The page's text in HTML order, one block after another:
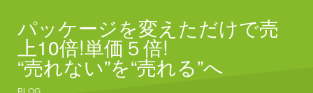
パッケージを変えただけで売
上10倍!単価５倍!
“売れない”を“売れる”へ
BLOG